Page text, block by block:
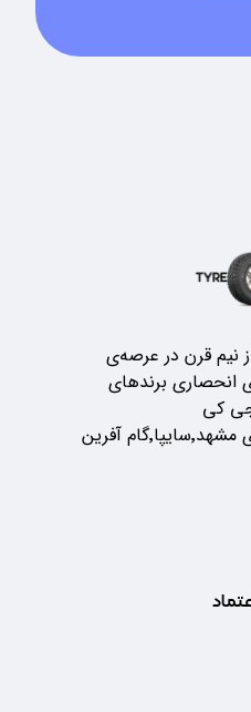
نیم قرن در عرصه‌ی
انحصاری برندهای
اندونزی٬جی کی
هند٬لنوو٬اورنت٬رینگ سازی مشهد٬سایپا٬گام آفرین